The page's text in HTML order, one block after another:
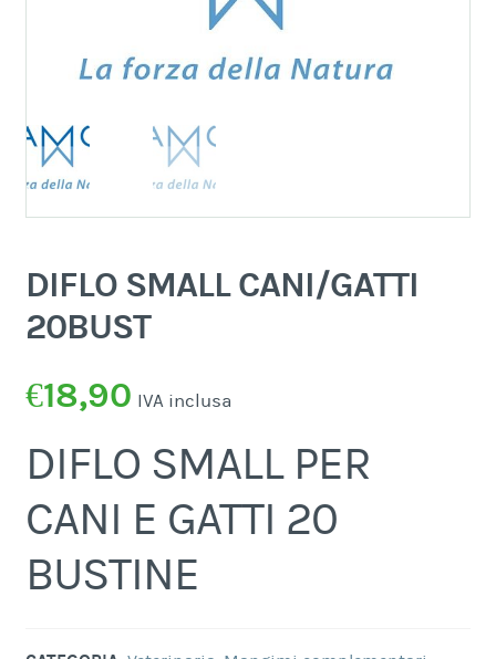
DIFLO SMALL CANI/GATTI
20BUST
€18,90 IVA inclusa
DIFLO SMALL PER
CANI E GATTI 20
BUSTINE